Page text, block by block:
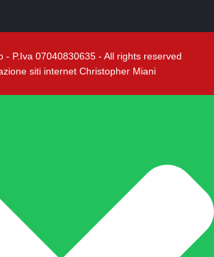
- P.Iva 07040830635 - All rights reserved
siti internet Christopher Miani